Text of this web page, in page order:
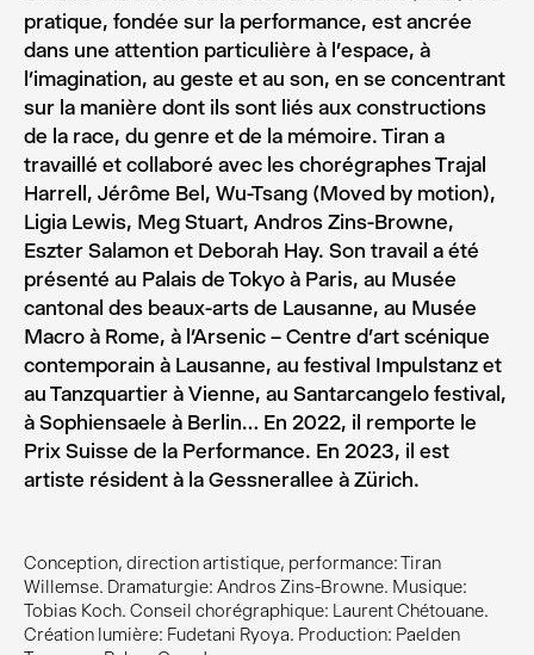
Conception, direction artistique, performance: Tiran
Willemse. Dramaturgie: Andros Zins-Browne. Musique:
Tobias Koch. Conseil chorégraphique: Laurent Chétouane.
Création lumière: Fudetani Ryoya. Production: Paelden
pratique, fondée sur la performance, est ancrée
dans une attention particulière à l’espace, à
l’imagination, au geste et au son, en se concentrant
sur la manière dont ils sont liés aux constructions
de la race, du genre et de la mémoire. Tiran a
travaillé et collaboré avec les chorégraphes Trajal
Harrell, Jérôme Bel, Wu-Tsang (Moved by motion),
Ligia Lewis, Meg Stuart, Andros Zins-Browne,
Eszter Salamon et Deborah Hay. Son travail a été
présenté au Palais de Tokyo à Paris, au Musée
cantonal des beaux-arts de Lausanne, au Musée
Macro à Rome, à l’Arsenic – Centre d’art scénique
contemporain à Lausanne, au festival Impulstanz et
au Tanzquartier à Vienne, au Santarcangelo festival,
à Sophiensaele à Berlin… En 2022, il remporte le
Prix Suisse de la Performance. En 2023, il est
artiste résident à la Gessnerallee à Zürich.